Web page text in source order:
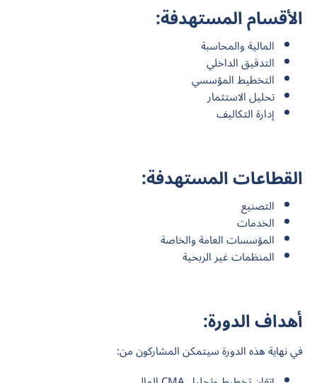
الأقسام المستهدفة:
المالية والمحاسبة
التدقيق الداخلي
التخطيط المؤسسي
تحليل الاستثمار
إدارة التكاليف
القطاعات المستهدفة:
التصنيع
الخدمات
المؤسسات العامة والخاصة
المنظمات غير الربحية
أهداف الدورة:
في نهاية هذه الدورة سيتمكن المشاركون من: